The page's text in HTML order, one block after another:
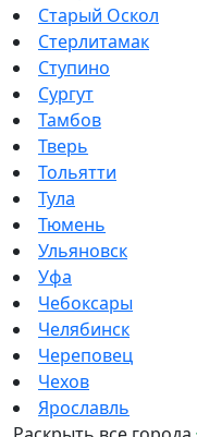
Старый Оскол
Стерлитамак
Ступино
Сургут
Тамбов
Тверь
Тольятти
Тула
Тюмень
Ульяновск
Уфа
Чебоксары
Челябинск
Череповец
Чехов
Ярославль